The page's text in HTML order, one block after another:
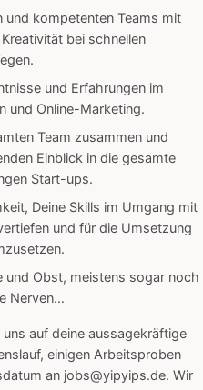
und kompetenten Teams mit
bei schnellen
und Erfahrungen im
und Online-Marketing.
Team zusammen und
Einblick in die gesamte
Start-ups.
Deine Skills im Umgang mit
und für die Umsetzung
und Obst, meistens sogar noch
Nerven…
auf deine aussagekräftige
einigen Arbeitsproben
an jobs@yipyips.de. Wir